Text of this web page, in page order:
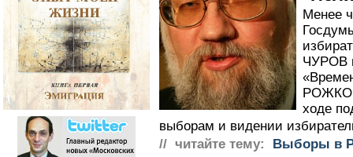
Менее
ЧУРОВ
ходе
выборам и видении
// читайте тему:
Выборы в